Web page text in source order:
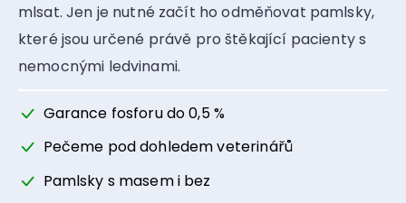
mlsat.Jen je nutné začít ho odměňovat pamlsky,
které jsou určené právě pro štěkající pacienty s
nemocnými ledvinami.
Garance fosforu do 0,5 %
Pečeme pod dohledem veterinářů
Pamlsky s masem i bez